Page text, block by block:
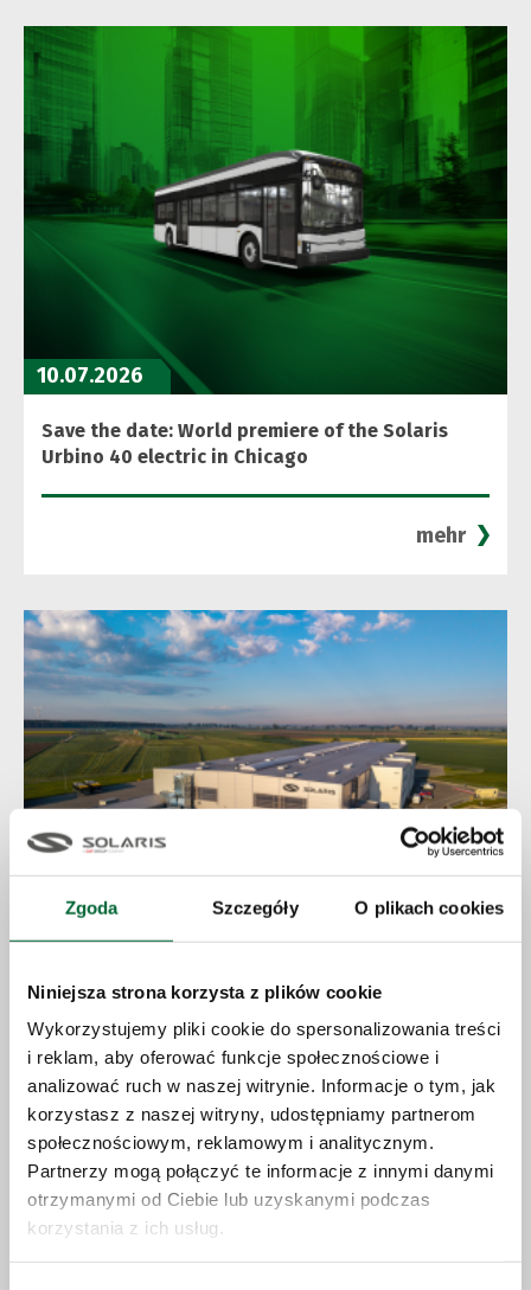
Zgoda Szczegóły O plikach cookies
Niniejsza strona korzysta z plików cookie
Wykorzystujemy pliki cookie do spersonalizowania treści
i reklam, aby oferować funkcje społecznościowe i
analizować ruch w naszej witrynie. Informacje o tym, jak
korzystasz z naszej witryny, udostępniamy partnerom
społecznościowym, reklamowym i analitycznym.
Partnerzy mogą połączyć te informacje z innymi danymi
otrzymanymi od Ciebie lub uzyskanymi podczas
korzystania z ich usług.
10.07.2026
Save the date: World premiere of the Solaris
Urbino 40 electric in Chicago
mehr
and accelerates growth strategy
mehr